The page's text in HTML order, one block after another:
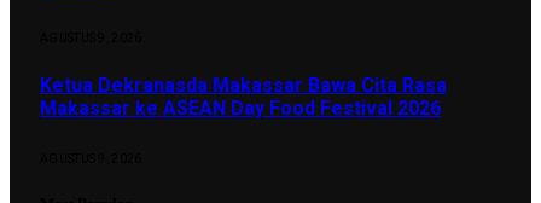
Ketua Dekranasda Makassar Bawa Cita Rasa
Makassar ke ASEAN Day Food Festival 2026